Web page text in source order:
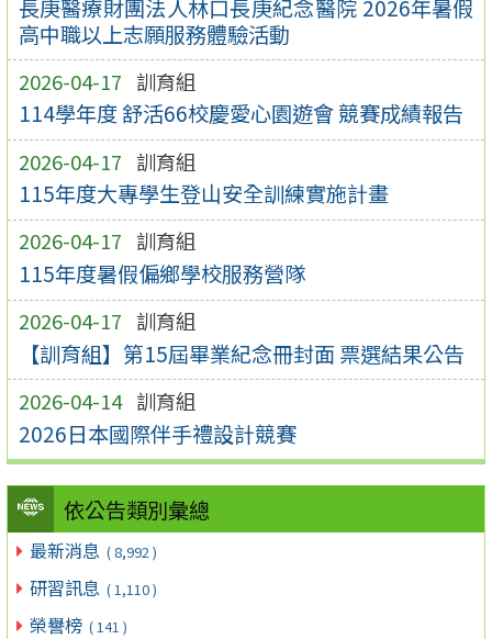
長庚醫療財團法人林口長庚紀念醫院 2026年暑假
高中職以上志願服務體驗活動
2026-04-17 訓育組
114學年度 舒活66校慶愛心園遊會 競賽成績報告
2026-04-17 訓育組
115年度大專學生登山安全訓練實施計畫
2026-04-17 訓育組
115年度暑假偏鄉學校服務營隊
2026-04-17 訓育組
【訓育組】第15屆畢業紀念冊封面 票選結果公告
2026-04-14 訓育組
2026日本國際伴手禮設計競賽
依公告類別彙總
最新消息 ( 8,992 )
研習訊息 ( 1,110 )
榮譽榜 ( 141 )